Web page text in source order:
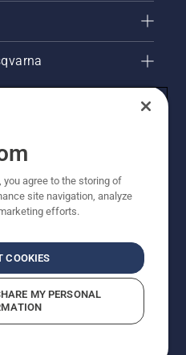
rechten voorbehouden. De
Alle
(incl. BTW),
is voor directe aankoop.
Privacyverklaring
Suspected Violations
you agree to the storing of
site navigation, analyze
efforts.
COOKIES
MY PERSONAL